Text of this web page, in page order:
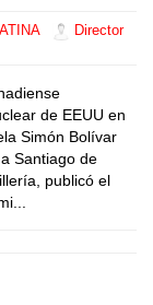
Director
de EEUU en
Simón Bolívar
Santiago de
publicó el